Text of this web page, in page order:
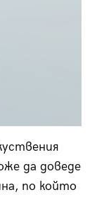
да доведе
по който